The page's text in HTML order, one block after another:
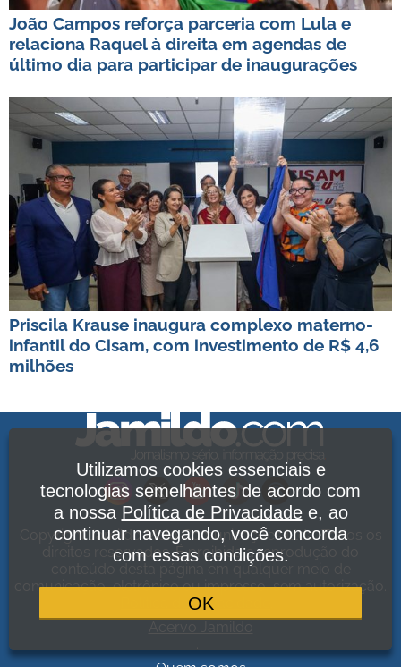
João Campos reforça parceria com Lula e
relaciona Raquel à direita em agendas de
último dia para participar de inaugurações
Priscila Krause inaugura complexo materno-
infantil do Cisam, com investimento de R$ 4,6
milhões
Copyright Jamildo Melo Comunicações Ltda. Todos os
direitos reservados. É proibida a reprodução do
conteúdo desta página em qualquer meio de
comunicação, eletrônico ou impresso, sem autorização.
Política de Privacidade
Utilizamos cookies essenciais e
tecnologias semelhantes de acordo com
a nossa Política de Privacidadee, ao
continuar navegando, você concorda
com essas condições.
OK